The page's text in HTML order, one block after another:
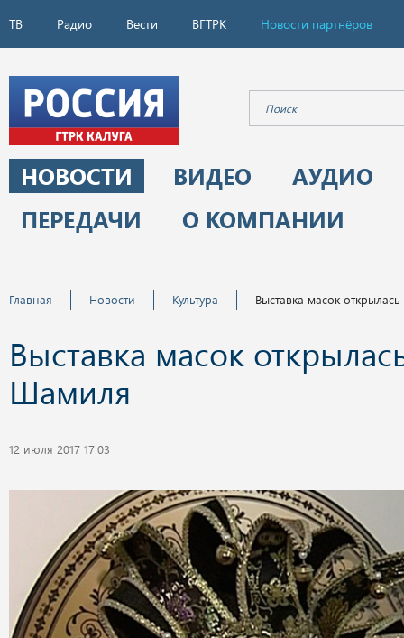
ТВ Радио Вести ВГТРК Новости партнёров
НОВОСТИ ВИДЕО
АУДИО
ПЕРЕДАЧИ
О КОМПАНИИ
Главная Новости Культура Выставка масок
Выставка масок
Шамиля
12 июля 2017 17:03